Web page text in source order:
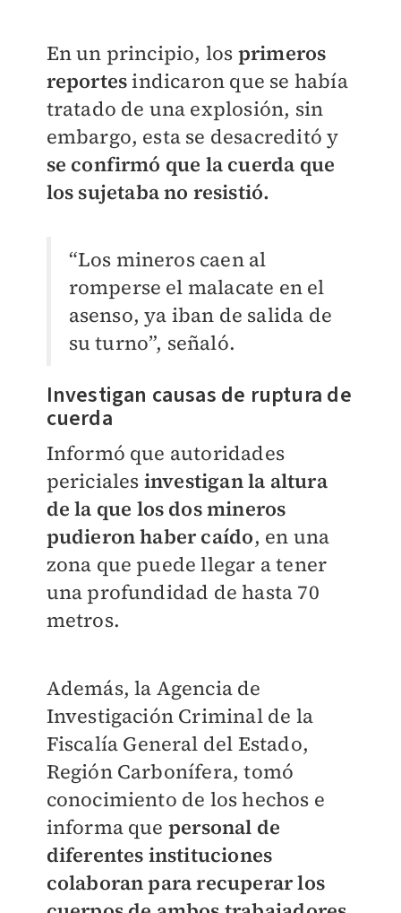
En un principio, los primeros
reportesindicaron que se había
tratado de una explosión, sin
embargo, esta se desacreditó y
se confirmó que la cuerda que
los sujetaba no resistió.
“Los mineros caen al
romperse el malacate en el
asenso, ya iban de salida de
su turno”, señaló.
Investigan causas de ruptura de
cuerda
Informó que autoridades
periciales investigan la altura
de la que los dos mineros
pudieron haber caído, en una
zona que puede llegar a tener
una profundidad de hasta 70
metros.
Además, la Agencia de
Investigación Criminal de la
Fiscalía General del Estado,
Región Carbonífera, tomó
conocimiento de los hechos e
informa que personal de
diferentes instituciones
colaboran para recuperar los